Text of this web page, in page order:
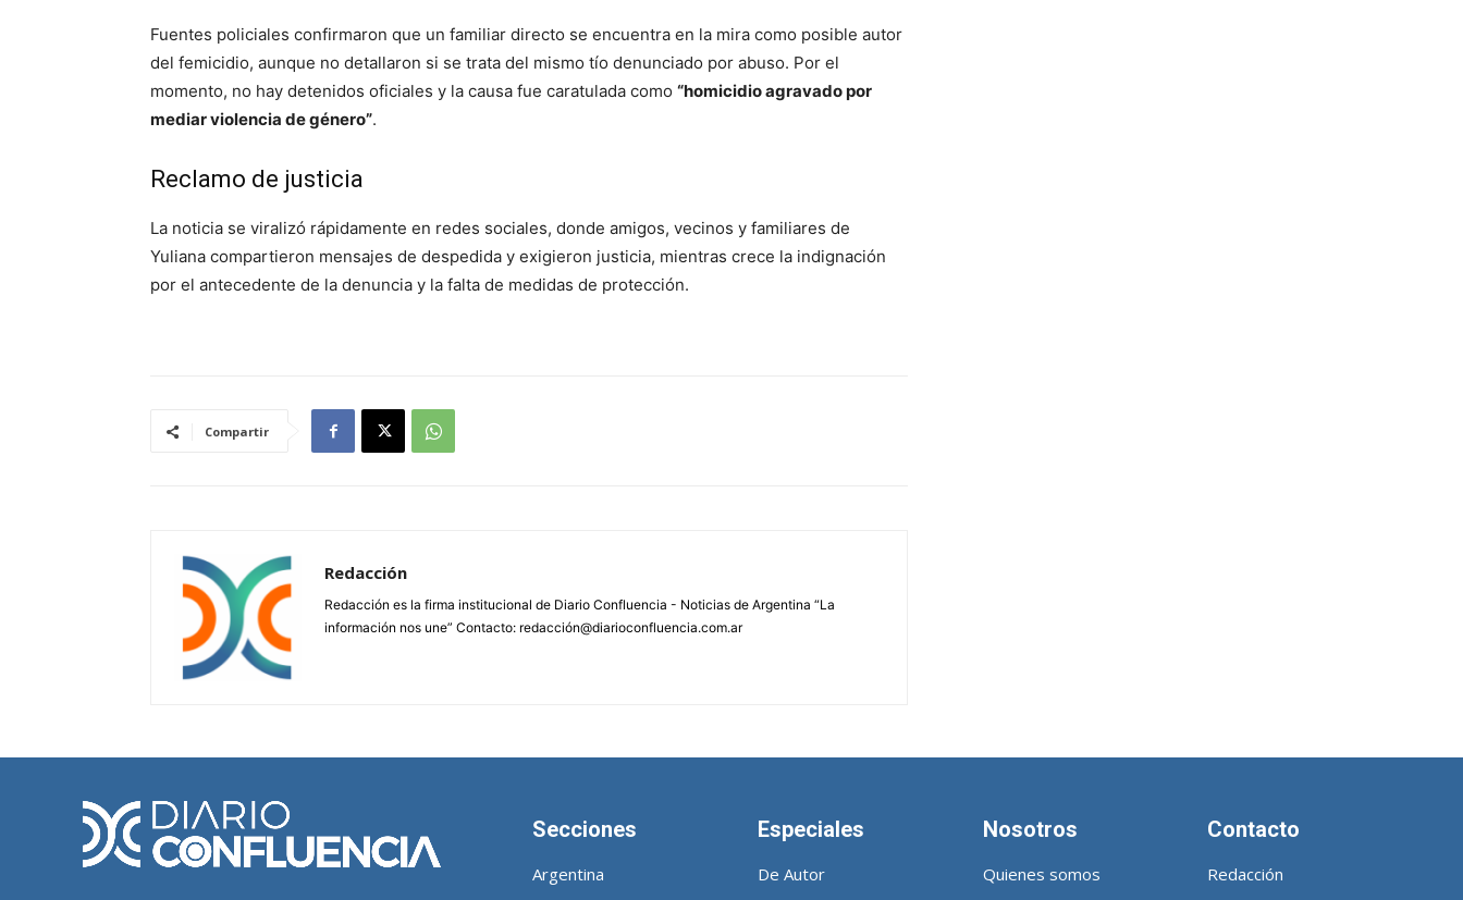
Fuentes policiales confirmaron que un familiar directo se encuentra en la mira como posible autor
del femicidio, aunque no detallaron si se trata del mismo tío denunciado por abuso. Por el
momento, no hay detenidos oficiales y la causa fue caratulada como “homicidio agravado por
mediar violencia de género”.
Reclamo de justicia
La noticia se viralizó rápidamente en redes sociales, donde amigos, vecinos y familiares de
Yuliana compartieron mensajes de despedida y exigieron justicia, mientras crece la indignación
por el antecedente de la denuncia y la falta de medidas de protección.
Compartir
Redacción
Redacción es la firma institucional de Diario Confluencia - Noticias de Argentina “La
información nos une” Contacto: redacción@diarioconfluencia.com.ar
Secciones
Argentina
Especiales
De Autor
Nosotros
Quienes somos
Contacto
Redacción